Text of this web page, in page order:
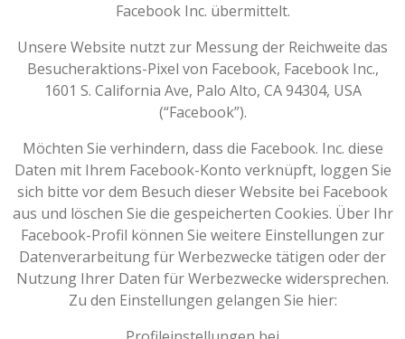
Facebook Inc. übermittelt.
Unsere Website nutzt zur Messung der Reichweite das
Besucheraktions-Pixel von Facebook, Facebook Inc.,
1601 S. California Ave, Palo Alto, CA 94304, USA
(“Facebook”).
Möchten Sie verhindern, dass die Facebook. Inc. diese
Daten mit Ihrem Facebook-Konto verknüpft, loggen Sie
sich bitte vor dem Besuch dieser Website bei Facebook
aus und löschen Sie die gespeicherten Cookies. Über Ihr
Facebook-Profil können Sie weitere Einstellungen zur
Datenverarbeitung für Werbezwecke tätigen oder der
Nutzung Ihrer Daten für Werbezwecke widersprechen.
Zu den Einstellungen gelangen Sie hier: